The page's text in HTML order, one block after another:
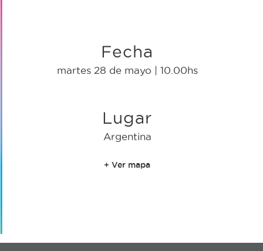
Fecha
martes 28 de mayo | 10.00hs
Lugar
Argentina
+ Ver mapa